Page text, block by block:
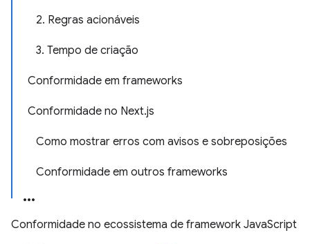
2. Regras acionáveis
3. Tempo de criação
Conformidade em frameworks
Conformidade no Next.js
Como mostrar erros com avisos e sobreposições
Conformidade em outros frameworks
Conformidade no ecossistema de framework JavaScript